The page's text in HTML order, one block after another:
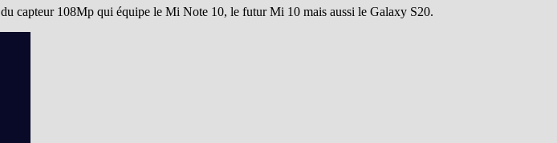
capteur 108Mp qui équipe le Mi Note 10, le futur Mi 10 mais aussi le Galaxy S20.